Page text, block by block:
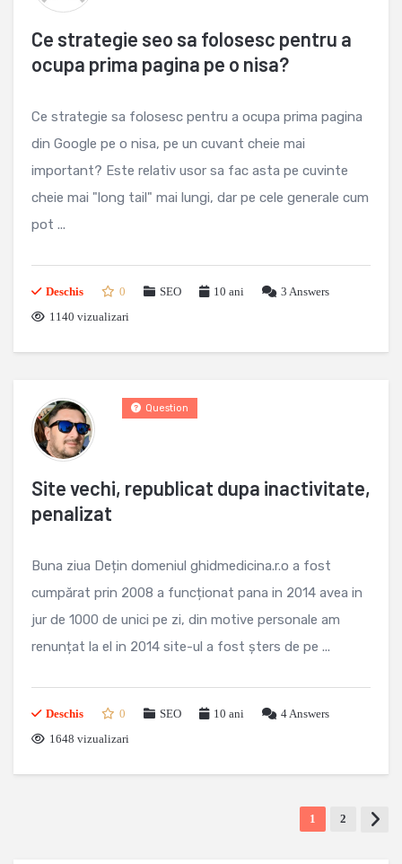
Ce strategie seo sa folosesc pentru a
ocupa prima pagina pe o nisa?
Ce strategie sa folosesc pentru a ocupa prima pagina
din Google pe o nisa, pe un cuvant cheie mai
important? Este relativ usor sa fac asta pe cuvinte
cheie mai "long tail" mai lungi, dar pe cele generale cum
pot ...
Deschis 0 SEO 10 ani 3 Answers
1140 vizualizari
Site vechi, republicat dupa inactivitate,
penalizat
Question
Buna ziua Dețin domeniul ghidmedicina.r.o a fost
cumpărat prin 2008 a funcționat pana in 2014 avea in
jur de 1000 de unici pe zi, din motive personale am
renunțat la el in 2014 site-ul a fost șters de pe ...
Deschis 0 SEO 10 ani 4Answers
1648 vizualizari
1 2